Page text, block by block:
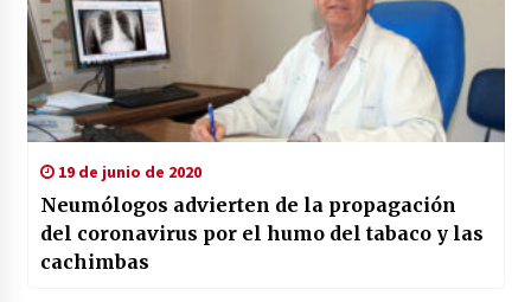
19 de junio de 2020
Neumólogos advierten de la propagación
del coronavirus por el humo del tabaco y las
cachimbas